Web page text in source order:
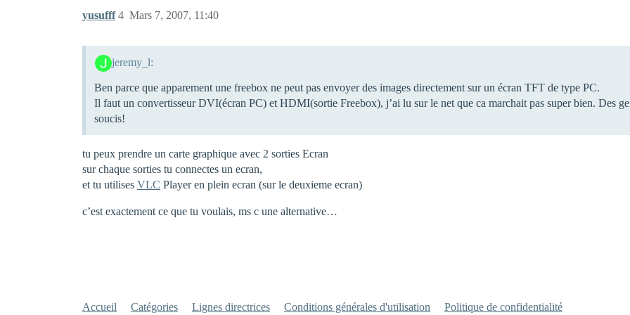
yusufff Mars 7, 2007, 11:40
4
jeremy_l:
Ben parce que apparement une freebox ne peut pas envoyer des images directement sur un écran TFT de type PC.
Il faut un convertisseur DVI(écran PC) et HDMI(sortie Freebox), j’ai lu sur le net que ca marchait pas super bien. Des
soucis!
tu peux prendre un carte graphique avec 2 sorties Ecran
sur chaque sorties tu connectes un ecran,
et tu utilises VLC Player en plein ecran (sur le deuxieme ecran)
c’est exactement ce que tu voulais, ms c une alternative…
Accueil Catégories Lignes directrices Conditions générales d'utilisation Politique de confidentialité